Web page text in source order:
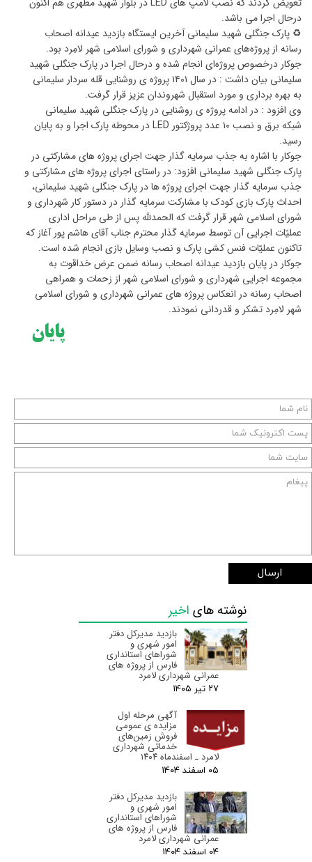
درحال اجرا می باشد.
♻️ پارک جنگلی شهید سلیمانی آخرین ایستگاه بازدید عیدانه اصحاب
رسانه از پروژه‌های عمرانی شهرداری و شورای اسلامی شهر لامِرد بود.
جوکار درخصوص پروژه‌ای انجام شده و درحال اجرا در پارک جنگلی شهید
سلیمانی بیان داشت : در سال ۱۴۰۱ پروژه ی روشنایی قله سردار سلیمانی
به بهره برداری و مورد استقبال شهروندان عزیز قرار گرفت.
وی افزود : در ادامه پروژه ی روشنایی در پارک جنگلی شهید سلیمانی
شبکه برق و نصب ۱۰ عدد پروژکتور LED در محوطه پارک اجرا و به پایان
رسید.
جوکار با اشاره به جذب سرمایه گذار جهت اجرای پروژه های مشارکتی در
پارک جنگلی شهید سلیمانی افزود: در راستای اجرای پروژه های مشارکتی و
جذب سرمایه گذار جهت اجرای پروژه ها در پارک جنگلی شهید سلیمانی،
احداث پارک بازی کودک با مشارکت سرمایه گذار در دستور کار شهرداری و
شورای اسلامی شهر قرار گرفت که الحمدلله پس از طی مراحل اداری
عملیّات اجرایی آن توسط سرمایه گذار محترم جناب آقای هاشم پور آغاز که
تاکنون عملیّات فنس کشی پارک و نصب وسایل بازی انجام شده است.
جوکار در پایان بازدید عیدانه اصحاب رسانه ضمن عرض خداقوت به
مجموعه اجرایی شهرداری و شورای اسلامی شهر از زحمات و همراهی
اصحاب رسانه در انعکاس پروژه های عمرانی شهرداری و شورای اسلامی
شهر لامِرد تشکر و قدردانی نمودند.
پایان
ارسال
نوشته های اخیر
بازدید مدیرکل دفتر
امور شهری و
شوراهای استانداری
فارس از پروژه های
عمرانی شهرداری لامرد
۲۷ تیر ۰۵
آگهی مرحله اول
مزایده ی عمومی
فروش زمین‌های
خدماتی شهرداری
لامرد ـ اسفندماه ۱۴۰۴
۰۵ اسفند ۰۴
بازدید مدیرکل دفتر
امور شهری و
شوراهای استانداری
فارس از پروژه های
عمرانی شهرداری لامرد
۰۴ اسفند ۰۴